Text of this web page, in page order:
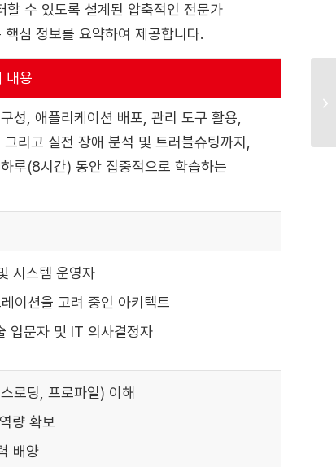
수 있도록 설계된 압축적인 전문가
심 정보를 요약하여 제공합니다.
내용
성, 애플리케이션 배포, 관리 도구 활용,
리고 실전 장애 분석 및 트러블슈팅까지,
루(8시간) 동안 집중적으로 학습하는
시스템 운영자
이션을 고려 중인 아키텍트
입문자 및 IT 의사결정자
로딩, 프로파일) 이해
량 확보
배양